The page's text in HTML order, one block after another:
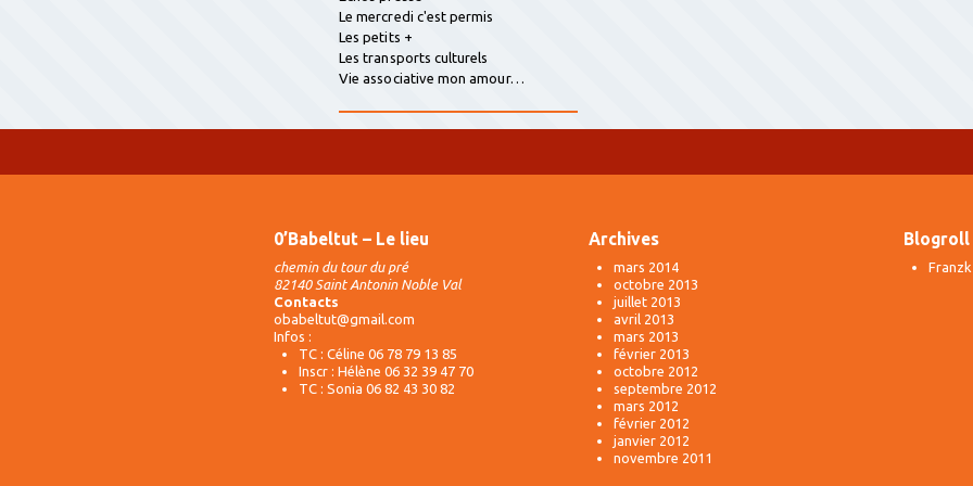
Le mercredi c'est permis
Les petits +
Les transports culturels
Vie associative mon amour…
0’Babeltut – Le lieu
chemin du tour du pré
82140 Saint Antonin Noble Val
Contacts
obabeltut@gmail.com
Infos :
TC : Céline 06 78 79 13 85
Inscr : Hélène 06 32 39 47 70
TC : Sonia 06 82 43 30 82
Archives
mars 2014
octobre 2013
juillet 2013
avril 2013
mars 2013
février 2013
octobre 2012
septembre 2012
mars 2012
février 2012
janvier 2012
novembre 2011
Blogroll